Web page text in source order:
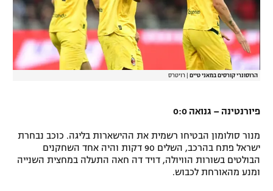
הרוסונרי קורסים במאני טיים רויטרס
פיורנטינה – גנואה 0:0
מנור סולומון הבטיחו רשמית את ההישארות בליגה. כוכב נבחרת
ישראל פתח בהרכב, השלים 90 דקות והיה אחד השחקנים
הבולטים בשורות הוויולה, דויד דה חאה התעלה במחצית השנייה
ומנע מהאורחת לכבוש.